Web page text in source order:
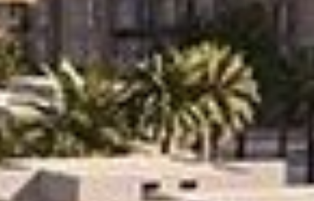
Miete
Verkaufen
Off-Plan
Agenten
About Us